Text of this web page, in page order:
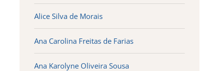
Alice Silva de Morais
Ana Carolina Freitas de Farias
Ana Karolyne Oliveira Sousa